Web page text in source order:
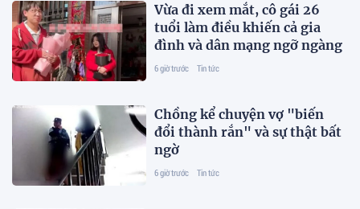
Vừa đi xem mắt, cô gái 26
tuổi làm điều khiến cả gia
đình và dân mạng ngỡ ngàng
6 giờ trước Tin tức
Chồng kể chuyện vợ "biến
đổi thành rắn" và sự thật bất
ngờ
6 giờ trước Tin tức